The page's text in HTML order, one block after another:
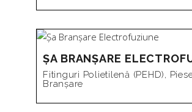
ȘA BRANȘARE
Fitinguri Polietilenă (PEHD),
Branșare